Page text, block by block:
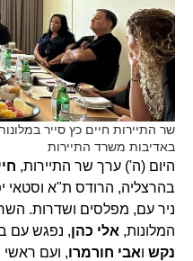
שר התיירות חיים כץ סייר
באדיבות משרד התיירות
היום (ה') ערך שר התיירות,
בהרצליה, הרודס ת"א וסטאי
ניר עם, מפלסים ושדרות.
המלונות, אלי כהן, נפגש עם
נקש ואבי חורמרו, ועם ראשי